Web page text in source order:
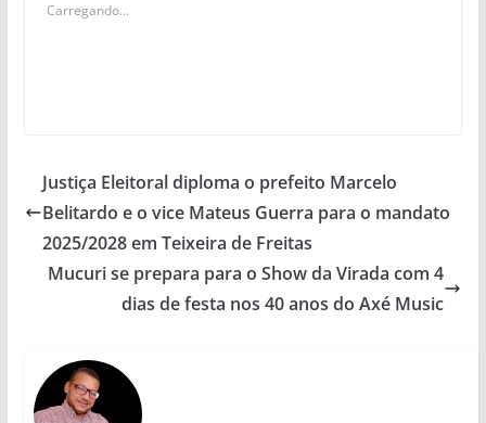
Carregando...
Justiça Eleitoral diploma o prefeito Marcelo
Belitardo e o vice Mateus Guerra para o mandato
2025/2028 em Teixeira de Freitas
Mucuri se prepara para o Show da Virada com 4
dias de festa nos 40 anos do Axé Music